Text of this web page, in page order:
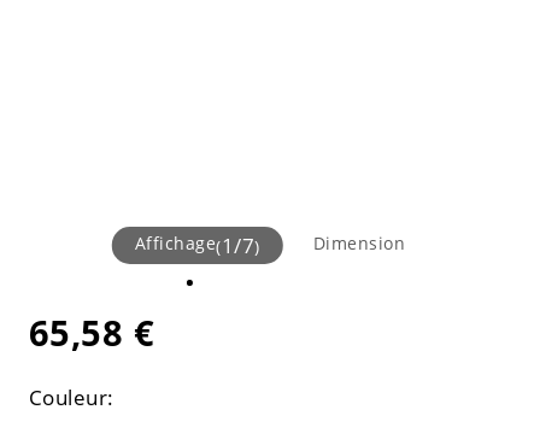
Affichage(1/7) Dimension
65,58 €
Couleur: